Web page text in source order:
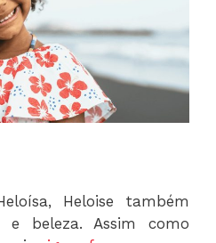
Heloise também
e beleza. Assim como